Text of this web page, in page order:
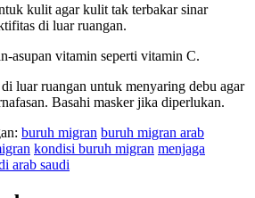
kulit agar kulit tak terbakar sinar
di luar ruangan.
asupan vitamin seperti vitamin C.
luar ruangan untuk menyaring debu agar
Basahi masker jika diperlukan.
buruh migran buruh migran arab
kondisi buruh migran menjaga
arab saudi